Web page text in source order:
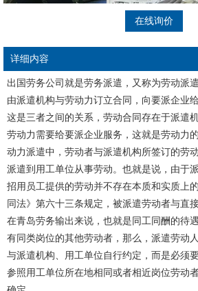
在线询价
详细内容
出国劳务公司就是劳务派遣，又称为劳动派
由派遣机构与劳动力订立合同，向要派企业
这是三者之间的关系，劳动合同存在于派遣
劳动力需要给要派企业服务，这就是劳动力
动力派遣中，劳动者与派遣机构所签订的劳
派遣到用工单位从事劳动。也就是说，由于
招用员工提供的劳动并不存在本质和实质上
同法》第六十三条规定，被派遣劳动者与直
在青岛劳务输出来说，也就是同工同酬的待
有同类岗位的其他劳动者，那么，派遣劳动
与派遣机构、用工单位自行约定，而是必须
参照用工单位所在地相同或者相近岗位劳动